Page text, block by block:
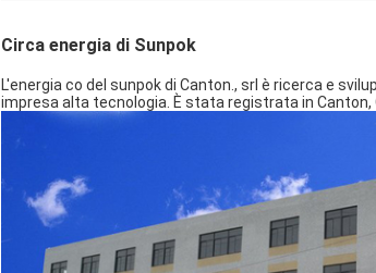
Circa energia di Sunpok
L'energia co del sunpok di Canton., srl è ricerca e
impresa alta tecnologia. È stata registrata in Canton,